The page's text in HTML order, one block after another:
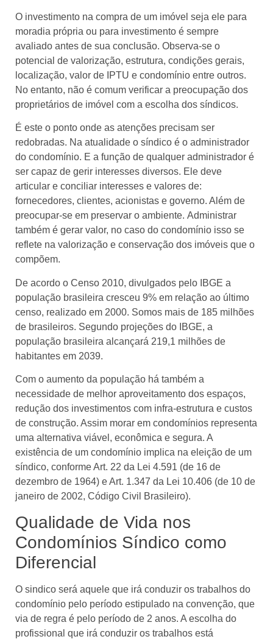
O investimento na compra de um imóvel seja ele para
moradia própria ou para investimento é sempre
avaliado antes de sua conclusão. Observa-se o
potencial de valorização, estrutura, condições gerais,
localização, valor de IPTU e condomínio entre outros.
No entanto, não é comum verificar a preocupação dos
proprietários de imóvel com a escolha dos síndicos.
É este o ponto onde as atenções precisam ser
redobradas. Na atualidade o síndico é o administrador
do condomínio. E a função de qualquer administrador é
ser capaz de gerir interesses diversos. Ele deve
articular e conciliar interesses e valores de:
fornecedores, clientes, acionistas e governo. Além de
preocupar-se em preservar o ambiente. Administrar
também é gerar valor, no caso do condomínio isso se
reflete na valorização e conservação dos imóveis que o
compõem.
De acordo o Censo 2010, divulgados pelo IBGE a
população brasileira cresceu 9% em relação ao último
censo, realizado em 2000. Somos mais de 185 milhões
de brasileiros. Segundo projeções do IBGE, a
população brasileira alcançará 219,1 milhões de
habitantes em 2039.
Com o aumento da população há também a
necessidade de melhor aproveitamento dos espaços,
redução dos investimentos com infra-estrutura e custos
de construção. Assim morar em condomínios representa
uma alternativa viável, econômica e segura. A
existência de um condomínio implica na eleição de um
síndico, conforme Art. 22 da Lei 4.591 (de 16 de
dezembro de 1964) e Art. 1.347 da Lei 10.406 (de 10 de
janeiro de 2002, Código Civil Brasileiro).
Qualidade de Vida nos
Condomínios Síndico como
Diferencial
O sindico será aquele que irá conduzir os trabalhos do
condomínio pelo período estipulado na convenção, que
via de regra é pelo período de 2 anos. A escolha do
profissional que irá conduzir os trabalhos está